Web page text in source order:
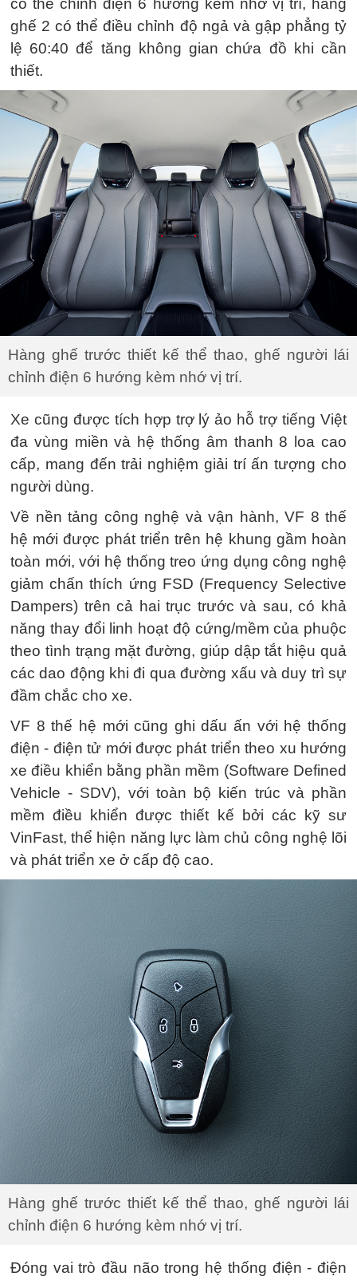
có thể chỉnh điện 6 hướng kèm nhớ vị trí, hàng
ghế 2 có thể điều chỉnh độ ngả và gập phẳng tỷ
lệ 60:40 để tăng không gian chứa đồ khi cần
thiết.
Hàng ghế trước thiết kế thể thao, ghế người lái
chỉnh điện 6 hướng kèm nhớ vị trí.
Xe cũng được tích hợp trợ lý ảo hỗ trợ tiếng Việt
đa vùng miền và hệ thống âm thanh 8 loa cao
cấp, mang đến trải nghiệm giải trí ấn tượng cho
người dùng.
Về nền tảng công nghệ và vận hành, VF 8 thế
hệ mới được phát triển trên hệ khung gầm hoàn
toàn mới, với hệ thống treo ứng dụng công nghệ
giảm chấn thích ứng FSD (Frequency Selective
Dampers) trên cả hai trục trước và sau, có khả
năng thay đổi linh hoạt độ cứng/mềm của phuộc
theo tình trạng mặt đường, giúp dập tắt hiệu quả
các dao động khi đi qua đường xấu và duy trì sự
đầm chắc cho xe.
VF 8 thế hệ mới cũng ghi dấu ấn với hệ thống
điện - điện tử mới được phát triển theo xu hướng
xe điều khiển bằng phần mềm (Software Defined
Vehicle - SDV), với toàn bộ kiến trúc và phần
mềm điều khiển được thiết kế bởi các kỹ sư
VinFast, thể hiện năng lực làm chủ công nghệ lõi
và phát triển xe ở cấp độ cao.
Hàng ghế trước thiết kế thể thao, ghế người lái
chỉnh điện 6 hướng kèm nhớ vị trí.
Đóng vai trò đầu não trong hệ thống điện - điện